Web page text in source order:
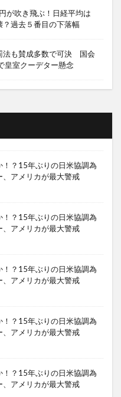
が吹き飛ぶ！日経平均は
過去５番目の下落幅
法も賛成多数で可決 国会
室クーデター懸念
！？15年ぶりの日米協調為
アメリカが最大警戒
！？15年ぶりの日米協調為
アメリカが最大警戒
！？15年ぶりの日米協調為
アメリカが最大警戒
！？15年ぶりの日米協調為
アメリカが最大警戒
！？15年ぶりの日米協調為
アメリカが最大警戒